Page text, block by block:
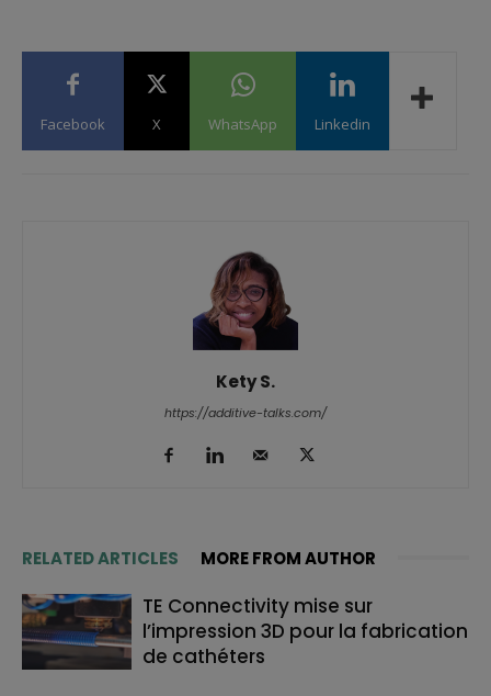
Facebook X WhatsApp Linkedin
Kety S.
https://additive-talks.com/
RELATED ARTICLES MORE FROM AUTHOR
TE Connectivity mise sur
l’impression 3D pour la fabrication
de cathéters